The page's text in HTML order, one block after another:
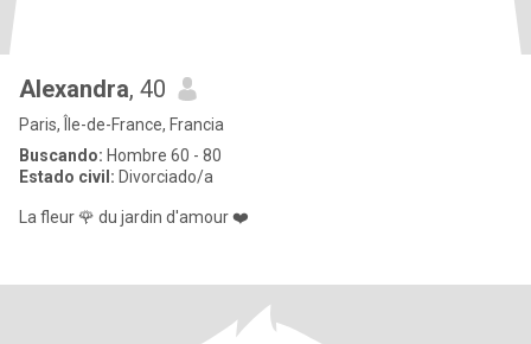
Alexandra, 40
Paris, Île-de-France, Francia
Buscando: Hombre 60 - 80
Estado civil: Divorciado/a
La fleur 🌹 du jardin d'amour ❤️